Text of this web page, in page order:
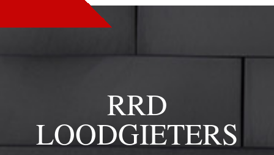
RRD
LOODGIETERS